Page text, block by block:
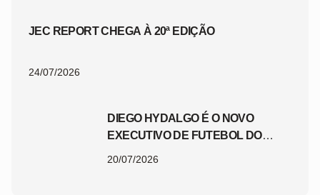
JEC REPORT CHEGA À 20ª EDIÇÃO
24/07/2026
DIEGO HYDALGO É O NOVO
EXECUTIVO DE FUTEBOL DO
20/07/2026